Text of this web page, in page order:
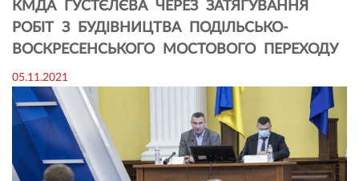
КМДА ГУСТЄЛЄВА ЧЕРЕЗ ЗАТЯГУВАННЯ
РОБІТ З БУДІВНИЦТВА ПОДІЛЬСЬКО-
ВОСКРЕСЕНСЬКОГО МОСТОВОГО ПЕРЕХОДУ
05.11.2021